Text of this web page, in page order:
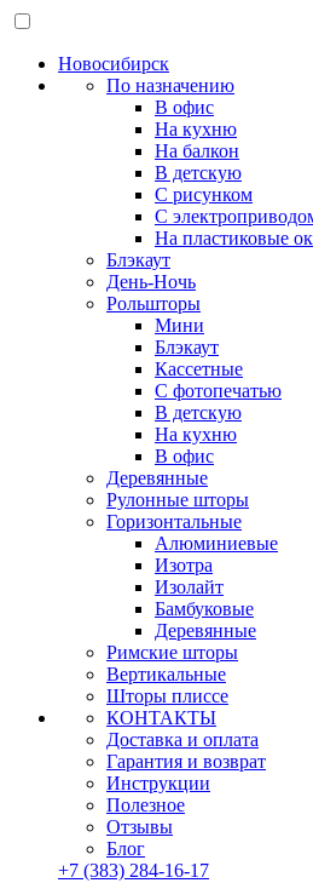
Новосибирск
По назначению
В офис
На кухню
На балкон
В детскую
С рисунком
С
На пластиковые
Блэкаут
День-Ночь
Рольшторы
Мини
Блэкаут
Кассетные
С фотопечатью
В детскую
На кухню
В офис
Деревянные
Рулонные шторы
Горизонтальные
Алюминиевые
Изотра
Изолайт
Бамбуковые
Деревянные
Римские шторы
Вертикальные
Шторы плиссе
КОНТАКТЫ
Доставка и оплата
Гарантия и возврат
Инструкции
Полезное
Отзывы
Блог
+7 (383) 284-16-17